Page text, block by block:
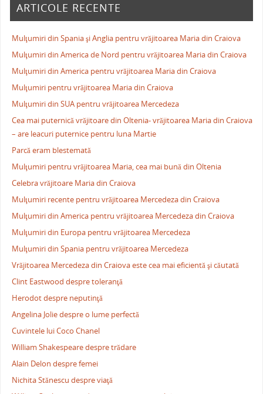
ARTICOLE RECENTE
Mulţumiri din Spania şi Anglia pentru vrăjitoarea Maria din Craiova
Mulţumiri din America de Nord pentru vrăjitoarea Maria din Craiova
Mulţumiri din America pentru vrăjitoarea Maria din Craiova
Mulţumiri pentru vrăjitoarea Maria din Craiova
Mulţumiri din SUA pentru vrăjitoarea Mercedeza
Cea mai puternică vrăjitoare din Oltenia- vrăjitoarea Maria din Craiova
– are leacuri puternice pentru luna Martie
Parcă eram blestemată
Mulţumiri pentru vrăjitoarea Maria, cea mai bună din Oltenia
Celebra vrăjitoare Maria din Craiova
Mulţumiri recente pentru vrăjitoarea Mercedeza din Craiova
Mulţumiri din America pentru vrăjitoarea Mercedeza din Craiova
Mulţumiri din Europa pentru vrăjitoarea Mercedeza
Mulţumiri din Spania pentru vrăjitoarea Mercedeza
Vrăjitoarea Mercedeza din Craiova este cea mai eficientă şi căutată
Clint Eastwood despre toleranţă
Herodot despre neputinţă
Angelina Jolie despre o lume perfectă
Cuvintele lui Coco Chanel
William Shakespeare despre trădare
Alain Delon despre femei
Nichita Stănescu despre viaţă